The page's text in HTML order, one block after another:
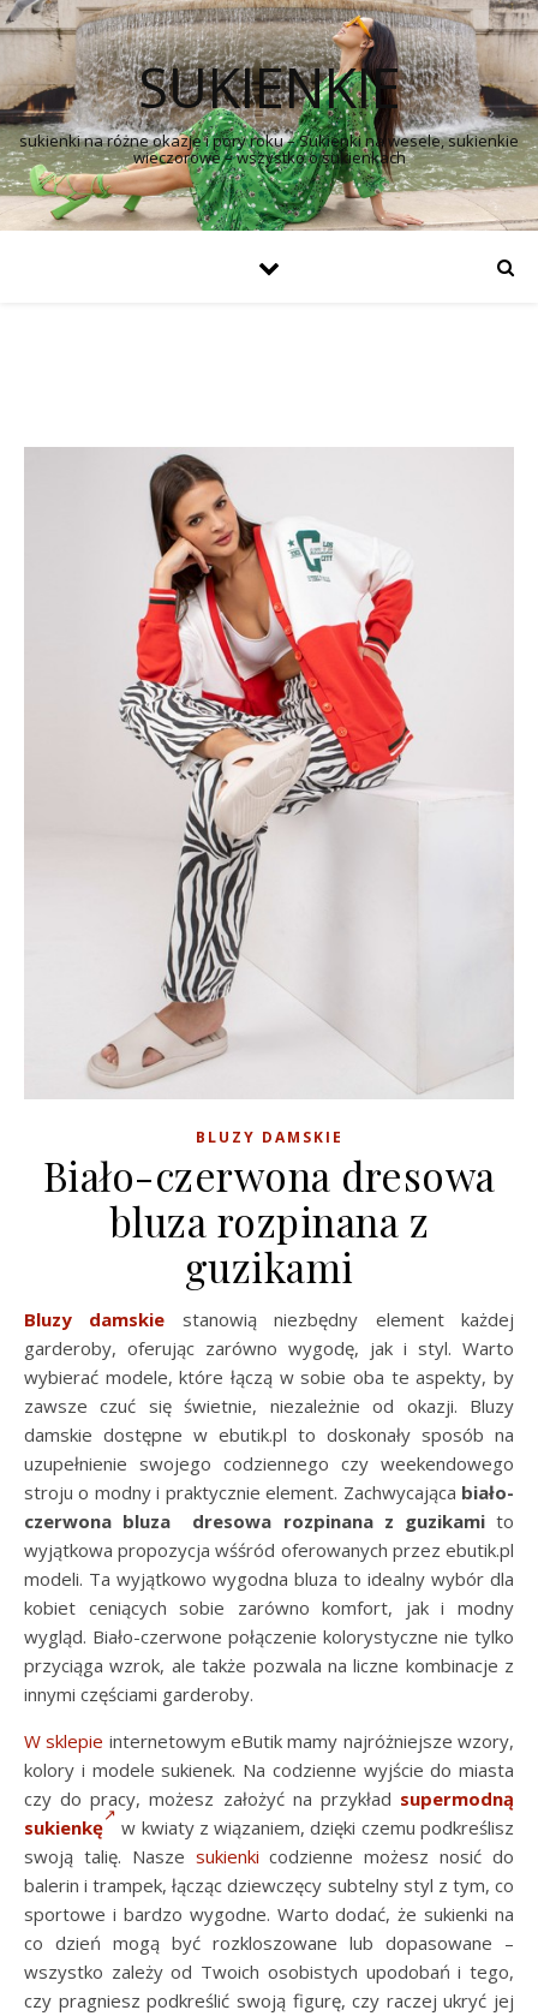
SUKIENKIE
sukienki na różne okazje i pory roku – Sukienki na wesele, sukienkie
wieczorowe – wszystko o sukienkach
BLUZY DAMSKIE
Biało-czerwona dresowa
bluza rozpinana z
guzikami
Bluzy damskie stanowią niezbędny element każdej
garderoby, oferując zarówno wygodę, jak i styl. Warto
wybierać modele, które łączą w sobie oba te aspekty, by
zawsze czuć się świetnie, niezależnie od okazji. Bluzy
damskie dostępne w ebutik.pl to doskonały sposób na
uzupełnienie swojego codziennego czy weekendowego
stroju o modny i praktycznie element. Zachwycająca biało-
czerwona bluza dresowa rozpinana z guzikamito
wyjątkowa propozycja wśśród oferowanych przez ebutik.pl
modeli. Ta wyjątkowo wygodna bluza to idealny wybór dla
kobiet ceniących sobie zarówno komfort, jak i modny
wygląd. Biało-czerwone połączenie kolorystyczne nie tylko
przyciąga wzrok, ale także pozwala na liczne kombinacje z
innymi częściami garderoby.
W sklepie internetowym eButik mamy najróżniejsze wzory,
kolory i modele sukienek. Na codzienne wyjście do miasta
czy do pracy, możesz założyć na przykład supermodną
sukienkę
w kwiaty z wiązaniem, dzięki czemu podkreślisz
swoją talię. Nasze sukienki codzienne możesz nosić do
balerin i trampek, łącząc dziewczęcy subtelny styl z tym, co
sportowe i bardzo wygodne. Warto dodać, że sukienki na
co dzień mogą być rozkloszowane lub dopasowane –
wszystko zależy od Twoich osobistych upodobań i tego,
czy pragniesz podkreślić swoją figurę, czy raczej ukryć jej